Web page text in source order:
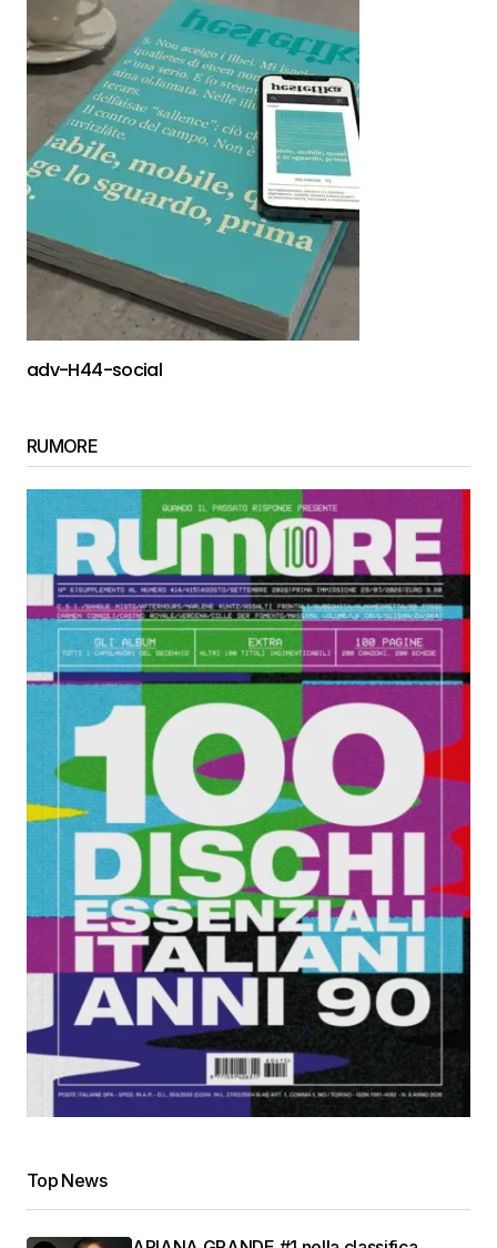
adv-H44-social
RUMORE
Top News